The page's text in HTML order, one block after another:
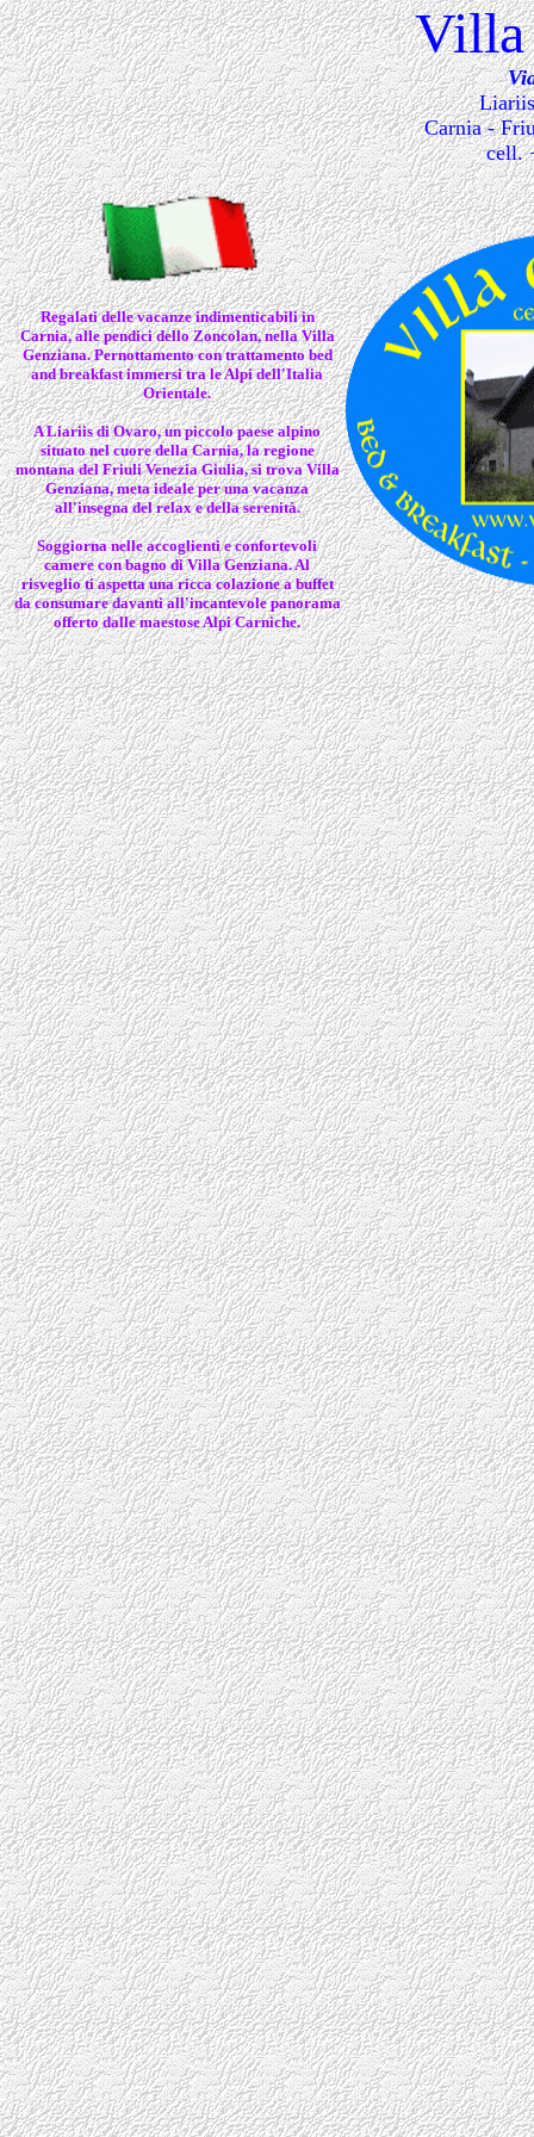
Villa
Carnia -
cell.
Regalati delle vacanze indimenticabili in
Carnia, alle pendici dello Zoncolan, nella Villa
Genziana. Pernottamento con trattamento bed
and breakfast immersi tra le Alpi dell'Italia
Orientale.
A Liariis di Ovaro, un piccolo paese alpino
situato nel cuore della Carnia, la regione
montana del Friuli Venezia Giulia, si trova Villa
Genziana, meta ideale per una vacanza
all'insegna del relax e della serenità.
Soggiorna nelle accoglienti e confortevoli
camere con bagno di Villa Genziana. Al
risveglio ti aspetta una ricca colazione a buffet
da consumare davanti all'incantevole panorama
offerto dalle maestose Alpi Carniche.